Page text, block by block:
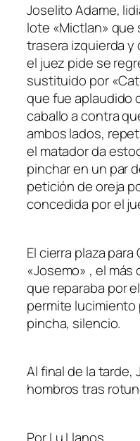
Joselito Adame,
lote «Mictlan» que
trasera izquierda
el juez pide se
sustituido por
que fue aplaudido
caballo a contra
ambos lados,
el matador da
pinchar en un par
petición de oreja
concedida por el
El cierra plaza
«Josemo» , el
que reparaba por
permite lucimiento
pincha, silencio.
Al final de la tarde,
hombros tras